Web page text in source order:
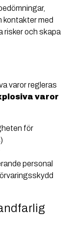
kontakter med
risker och skapa
varor regleras
varor
för
personal